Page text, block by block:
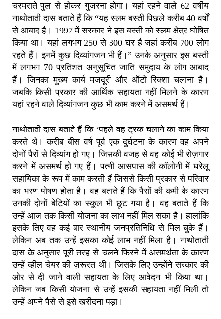
चरमराते पुल से होकर गुजरना होगा। यहां रहने वाले 62 वर्षीय
नाथोताती दास बताते हैं कि “यह स्लम बस्ती पिछले करीब 40 वर्षों
से आबाद है। 1997 में सरकार ने इस बस्ती को स्लम क्षेत्र घोषित
किया था। यहां लगभग 250 से 300 घर है जहां करीब 700 लोग
रहते हैं। इनमें कुछ दिव्यांगजन भी हैं।” उनके अनुसार इस बस्ती
में लगभग 70 प्रतिशत अनुसूचित जाति समुदाय के लोग आबाद
हैं। जिनका मुख्य कार्य मजदूरी और ऑटो रिक्शा चलाना है।
जबकि किसी प्रकार की आर्थिक सहायता नहीं मिलने के कारण
यहां रहने वाले दिव्यांगजन कुछ भी काम करने में असमर्थ हैं।
नाथोताती दास बताते हैं कि ‘पहले वह ट्रक चलाने का काम किया
करते थे। करीब बीस वर्ष पूर्व एक दुर्घटना के कारण वह अपने
दोनों पैरों से दिव्यांग हो गए। जिसकी वजह से वह कोई भी रोज़गार
करने में असमर्थ हो गए हैं। पत्नी आसपास की कॉलोनी में घरेलू
सहायिका के रूप में काम करती हैं जिससे किसी प्रकार से परिवार
का भरण पोषण होता है। वह बताते हैं कि पैसों की कमी के कारण
उनकी दोनों बेटियों का स्कूल भी छूट गया है। वह बताते हैं कि
उन्हें आज तक किसी योजना का लाभ नहीं मिल सका है। हालांकि
इसके लिए वह कई बार स्थानीय जनप्रतिनिधि से मिल चुके हैं।
लेकिन अब तक उन्हें इसका कोई लाभ नहीं मिला है। नाथोताती
दास के अनुसार पूरी तरह से चलने फिरने में असमर्थता के कारण
उन्हें व्हील चेयर की ज़रूरत थी। जिसके लिए उन्होंने सरकार की
ओर से दी जाने वाली सहायता के लिए आवेदन भी किया था।
लेकिन जब किसी योजना से उन्हें इसकी सहायता नहीं मिली तो
उन्हें अपने पैसे से इसे खरीदना पड़ा।